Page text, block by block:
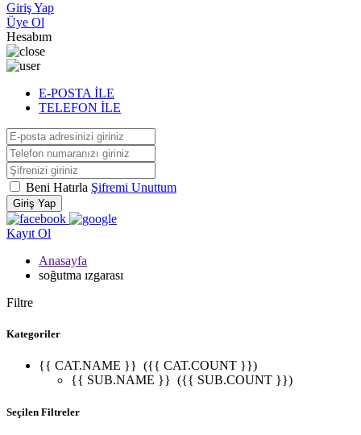
Giriş Yap
Üye Ol
Hesabım
E-POSTA İLE
TELEFON İLE
Beni Hatırla Şifremi Unuttum
Giriş Yap
Kayıt Ol
Anasayfa
soğutma ızgarası
Filtre
Kategoriler
{{ CAT.NAME }} ({{ CAT.COUNT }})
{{ SUB.NAME }} ({{ SUB.COUNT }})
Seçilen Filtreler